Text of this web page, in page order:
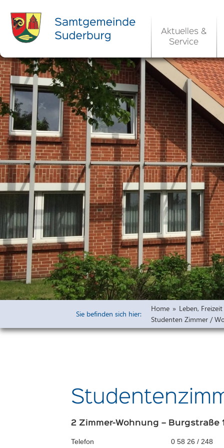
Aktuelles &
Service
Ortsrecht &
Rats- und
Aktuelle
Ortsrecht /
Allgemeine
Kommunale
EU-
Widmungen
Öffentliche
Bauleitpläne
Vorprüfung
Wirksame
Sie befinden sich hier:
Home » Leben,
Studenten Zimmer /
2 Zimmer-Wohnung – Burgstraße
Telefon
0 58 26 / 248